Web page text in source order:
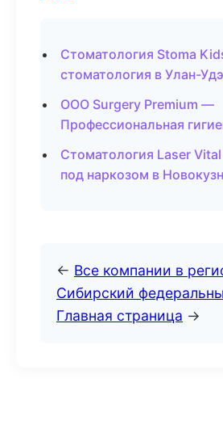
Стоматология Stoma
стоматология в Улан-Удэ
ООО Surgery Premium —
Профессиональная
Стоматология Laser
под наркозом в
← Все компании в
Сибирский
Главная страница →